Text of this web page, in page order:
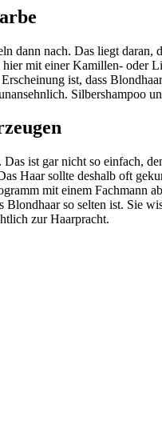
dann nach. Das liegt
mit einer Kamillen- oder
ist, dass
Silbershampoo
ist gar nicht so einfach,
Haar sollte deshalb oft
mit einem
so selten ist. Sie
zur Haarpracht.